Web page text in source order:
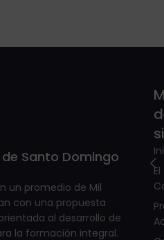
Santo Domingo
un promedio de Mil
con una propuesta
al desarrollo de
la formación integral.
El